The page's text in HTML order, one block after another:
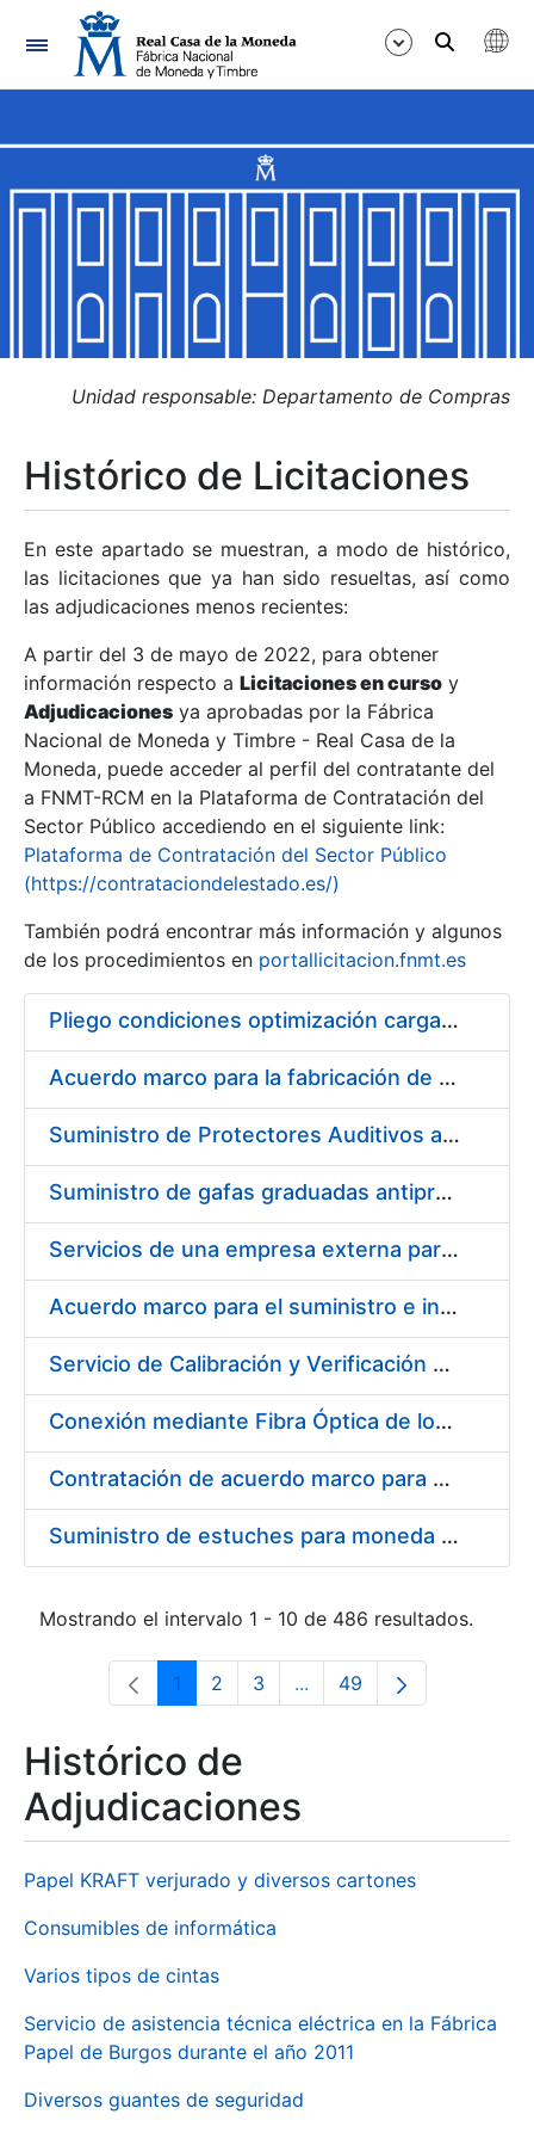
Navegación
Mostrar/Ocultar
Mostrar/Ocultar
Mostrar/Ocultar
Mostrar/Ocultar
Mostrar/Ocultar
Mostrar/Ocultar
Unidad responsable: Departamento de Compras
Histórico de Licitaciones
En este apartado se muestran, a modo de histórico,
las licitaciones que ya han sido resueltas, así como
las adjudicaciones menos recientes:
A partir del 3 de mayo de 2022, para obtener
información respecto a Licitaciones en curso y
Adjudicaciones ya aprobadas por la Fábrica
Nacional de Moneda y Timbre - Real Casa de la
Moneda, puede acceder al perfil del contratante del
a FNMT-RCM en la Plataforma de Contratación del
Sector Público accediendo en el siguiente link:
Plataforma de Contratación del Sector Público
(https://contrataciondelestado.es/)
También podrá encontrar más información y algunos
de los procedimientos en portallicitacion.fnmt.es
Pliego condiciones optimización cargas compras firmado
Acuerdo marco para la fabricación de piezas
Suministro de Protectores Auditivos a medida para las personas trabajadoras de los Centros de Trabajo de Madrid y Burgos
Suministro de gafas graduadas antiproyecciones para los trabajadores de la FNMT-RCM en los centros de trabajo de Madrid y Burgos
Servicios de una empresa externa para el asesoramiento y resolución de los recursos de alzada que se presentan relacionados con procesos de selección para la FNMT-RCM
Acuerdo marco para el suministro e instalación de persianas, estores y otros complementos
Servicio de Calibración y Verificación Externa de los Equipos de Medición del Servicio de Prevención de la FNMT-RCM
Conexión mediante Fibra Óptica de los Centros de Proceso de Datos (CPDs) de las sedes de la FNMT-RCM de Burgos y Madrid
Contratación de acuerdo marco para el Suministro de Material de Electricidad para la Fábrica Nacional de Moneda y Timbre-Real Casa de la Moneda en su centro de trabajo de Burgos
Suministro de estuches para moneda de 30 €
Mostrando el intervalo 1 - 10 de 486 resultados.
Página
1 Página
2 Página
3 ...Páginas intermedias Use
Página
49
Histórico de
Adjudicaciones
Papel KRAFT verjurado y diversos cartones
Consumibles de informática
Varios tipos de cintas
Servicio de asistencia técnica eléctrica en la Fábrica
Papel de Burgos durante el año 2011
Diversos guantes de seguridad